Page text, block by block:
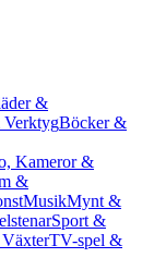
&
Böcker &
Kameror &
&
MusikMynt &
Sport &
TV-spel &